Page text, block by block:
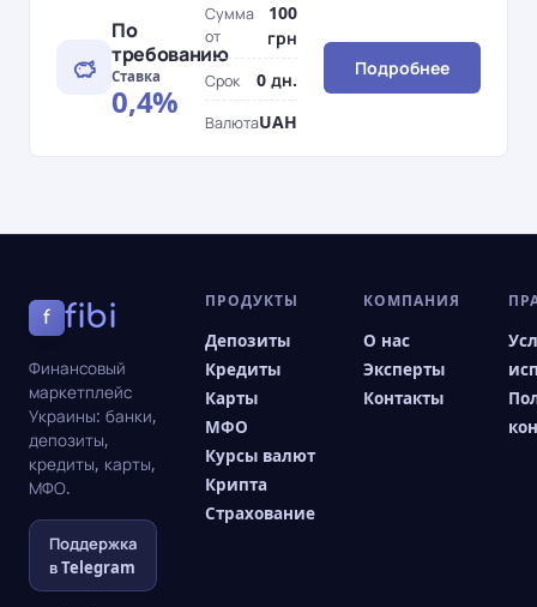
По
требованию
Ставка
0,4%
Сумма
от
100
грн
Срок 0 дн.
ВалютаUAH
Подробнее
f fibi
Финансовый
маркетплейс
Украины: банки,
депозиты,
кредиты, карты,
МФО.
Поддержка
в Telegram
ПРОДУКТЫ
Депозиты
Кредиты
Карты
МФО
Курсы валют
Крипта
Страхование
КОМПАНИЯ
О нас
Эксперты
Контакты